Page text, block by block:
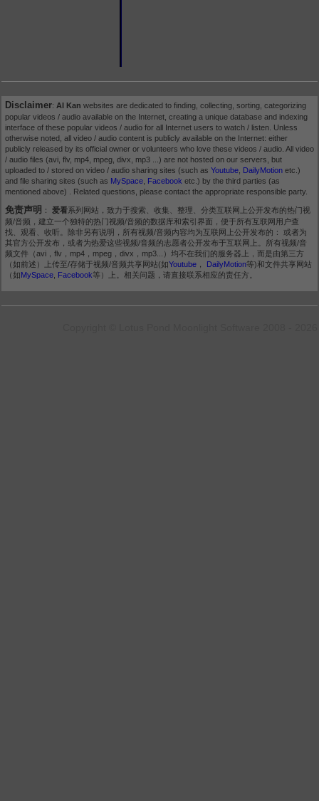
Disclaimer: AI Kan websites are dedicated to finding, collecting, sorting, categorizing
popular videos / audio available on the Internet, creating a unique database and indexing
interface of these popular videos / audio for all Internet users to watch / listen. Unless
otherwise noted, all video / audio content is publicly available on the Internet: either
publicly released by its official owner or volunteers who love these videos / audio. All video
/ audio files (avi, flv, mp4, mpeg, divx, mp3 ...) are not hosted on our servers, but
uploaded to / stored on video / audio sharing sites (such as Youtube DailyMotion etc.)
and file sharing sites (such as MySpace Facebook etc.) by the third parties (as
mentioned above) . Related questions, please contact the appropriate responsible party.
免责声明 ： 爱看系列网站，致力于搜索、收集、整理、分类互联网上公开发布的热门视
频/音频，建立一个独特的热门视频/音频的数据库和索引界面，便于所有互联网用户查
找、观看、收听。除非另有说明，所有视频/音频内容均为互联网上公开发布的： 或者为
其官方公开发布，或者为热爱这些视频/音频的志愿者公开发布于互联网上。所有视频/音
频文件（avi，flv，mp4，mpeg，divx，mp3...）均不在我们的服务器上，而是由第三方
（如前述）上传至/存储于视频/音频共享网站(如Youtube DailyMotion等)和文件共享网站
（如MySpace Facebook等）上。相关问题，请直接联系相应的责任方。